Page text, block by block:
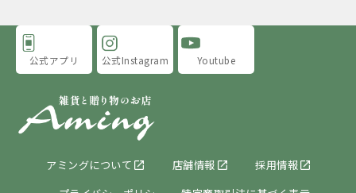
アミングについて 店舗情報
採用情報
公式アプリ 公式Instagram Youtube